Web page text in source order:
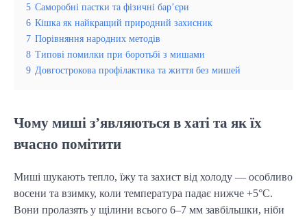
5 Саморобні пастки та фізичні бар’єри
6 Кішка як найкращий природний захисник
7 Порівняння народних методів
8 Типові помилки при боротьбі з мишами
9 Довгострокова профілактика та життя без мишей
Чому миші з’являються в хаті та як їх
вчасно помітити
Миші шукають тепло, їжу та захист від холоду — особливо
восени та взимку, коли температура падає нижче +5°C.
Вони пролазять у щілини всього 6–7 мм завбільшки, ніби